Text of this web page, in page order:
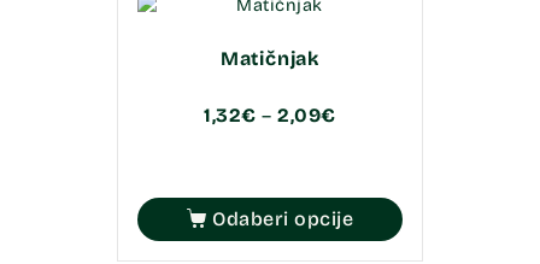
Matičnjak
1,32€ – 2,09€
Odaberi opcije